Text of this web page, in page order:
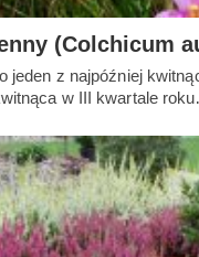
(Colchicum
jeden z najpóźniej
w III kwartale